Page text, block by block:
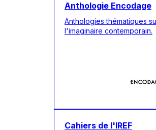
Anthologie Encodage
Anthologies thématiques
l'imaginaire contemporain.
Cahiers de l'IREF